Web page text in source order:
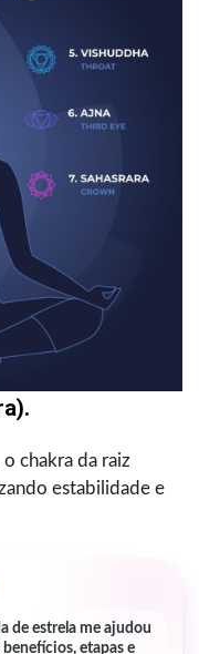
chakra da raiz
estabilidade e
de estrela me ajudou
etapas e